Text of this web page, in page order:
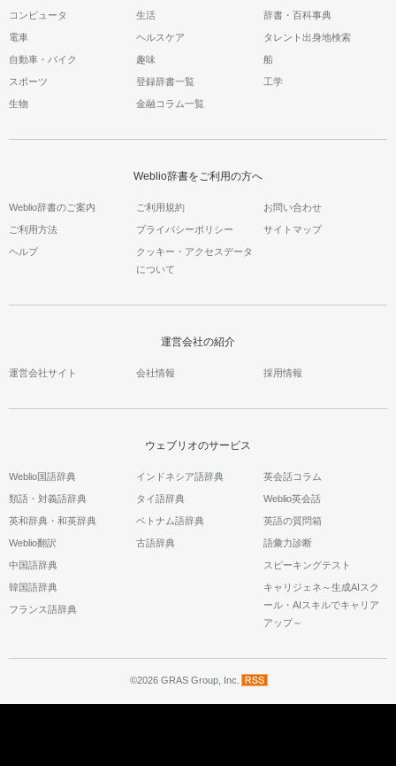
コンピュータ 生活 辞書・百科事典
電車 ヘルスケア タレント出身地検索
自動車・バイク 趣味 船
スポーツ 登録辞書一覧 工学
生物 金融コラム一覧
Weblio辞書をご利用の方へ
Weblio辞書のご案内 ご利用規約 お問い合わせ
ご利用方法 プライバシーポリシー サイトマップ
ヘルプ
クッキー・アクセスデータ
について
運営会社の紹介
運営会社サイト 会社情報 採用情報
ウェブリオのサービス
Weblio国語辞典
類語・対義語辞典
英和辞典・和英辞典
Weblio翻訳
中国語辞典
韓国語辞典
フランス語辞典
インドネシア語辞典
タイ語辞典
ベトナム語辞典
古語辞典
英会話コラム
Weblio英会話
英語の質問箱
語彙力診断
スピーキングテスト
キャリジェネ～生成AIスク
ール・AIスキルでキャリア
アップ～
©2026 GRAS Group, Inc.